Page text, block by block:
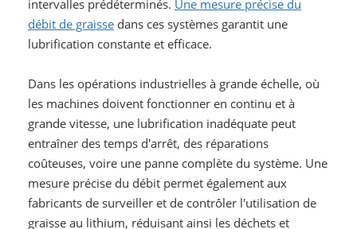
intervalles prédéterminés. Une mesure précise du
débit de graissedans ces systèmes garantit une
lubrification constante et efficace.
Dans les opérations industrielles à grande échelle, où
les machines doivent fonctionner en continu et à
grande vitesse, une lubrification inadéquate peut
entraîner des temps d'arrêt, des réparations
coûteuses, voire une panne complète du système. Une
mesure précise du débit permet également aux
fabricants de surveiller et de contrôler l'utilisation de
graisse au lithium, réduisant ainsi les déchets et